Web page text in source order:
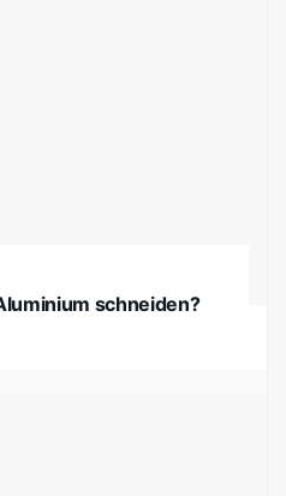
schneiden?